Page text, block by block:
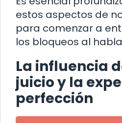
estos aspectos de
para comenzar a
los bloqueos al
La influencia
juicio y la
perfección